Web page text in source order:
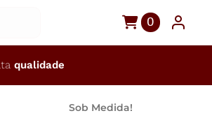
0
qualidade
Sob Medida!